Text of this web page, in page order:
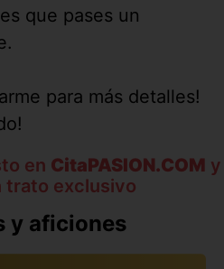
que pases un
para más detalles!
en CitaPASION.COM y
trato exclusivo
y aficiones